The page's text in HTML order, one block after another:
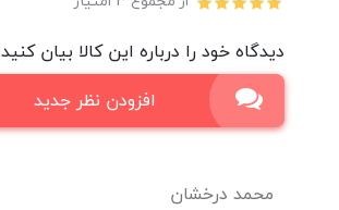
دیدگاه خود را درباره این کالا بیان کنید
افزودن نظر جدید
محمد درخشان